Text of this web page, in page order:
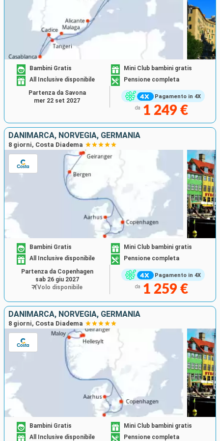
Pagamento in 4X
Bambini Gratis
Mini Club bambini gratis
All Inclusive disponibile
Pensione completa
da 1 249 €
Partenza da Savona
mer 22 set 2027
DANIMARCA, NORVEGIA, GERMANIA
8 giorni, Costa Diadema
Pagamento in 4X
Bambini Gratis
Mini Club bambini gratis
All Inclusive disponibile
Pensione completa
da 1 259 €
Partenza da Copenhagen
sab 26 giu 2027
Volo disponibile
DANIMARCA, NORVEGIA, GERMANIA
8 giorni, Costa Diadema
Bambini Gratis
Mini Club bambini gratis
All Inclusive disponibile
Pensione completa